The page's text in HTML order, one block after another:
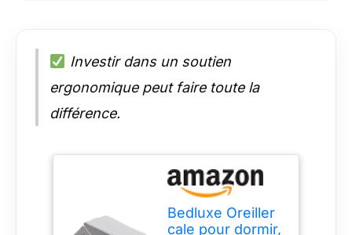
Investir dans un soutien
ergonomique peut faire toute la
différence.
Bedluxe Oreiller
cale pour dormir,